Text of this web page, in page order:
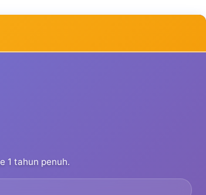
1 tahun penuh.